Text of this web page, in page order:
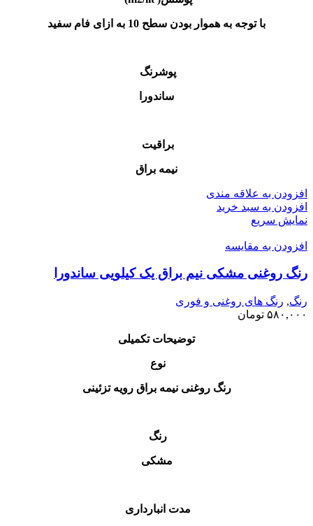
با توجه به هموار بودن سطح 10 به ازای فام سفید
پوشرنگ
ساندورا
براقیت
نیمه براق
افزودن به علاقه مندی
افزودن به سبد خرید
نمایش سریع
افزودن به مقایسه
رنگ‌ روغنی مشکی نیم براق یک کیلویی ساندورا
رنگ, رنگ‌ های روغنی و فوری
۵۸۰,۰۰۰ تومان
توضیحات تکمیلی
نوع
رنگ روغنی نیمه براق رویه تزئینی
رنگ
مشکی
مدت انبارداری